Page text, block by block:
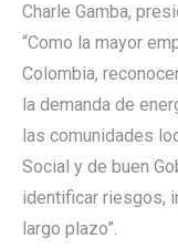
Charle Gamba,
“Como la mayor
Colombia,
la demanda de
las comunidades
Social y de buen
identificar riesgos,
largo plazo”.